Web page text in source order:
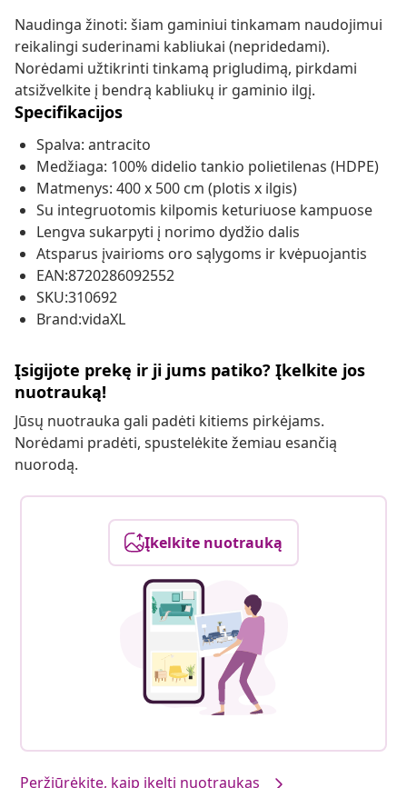
Naudinga žinoti: šiam gaminiui tinkamam naudojimui
reikalingi suderinami kabliukai (nepridedami).
Norėdami užtikrinti tinkamą prigludimą, pirkdami
atsižvelkite į bendrą kabliukų ir gaminio ilgį.
Specifikacijos
Spalva: antracito
Medžiaga: 100% didelio tankio polietilenas (HDPE)
Matmenys: 400 x 500 cm (plotis x ilgis)
Su integruotomis kilpomis keturiuose kampuose
Lengva sukarpyti į norimo dydžio dalis
Atsparus įvairioms oro sąlygoms ir kvėpuojantis
EAN:8720286092552
SKU:310692
Brand:vidaXL
Įsigijote prekę ir ji jums patiko? Įkelkite jos
nuotrauką!
Jūsų nuotrauka gali padėti kitiems pirkėjams.
Norėdami pradėti, spustelėkite žemiau esančią
nuorodą.
Įkelkite nuotrauką
Peržiūrėkite, kaip įkelti nuotraukas